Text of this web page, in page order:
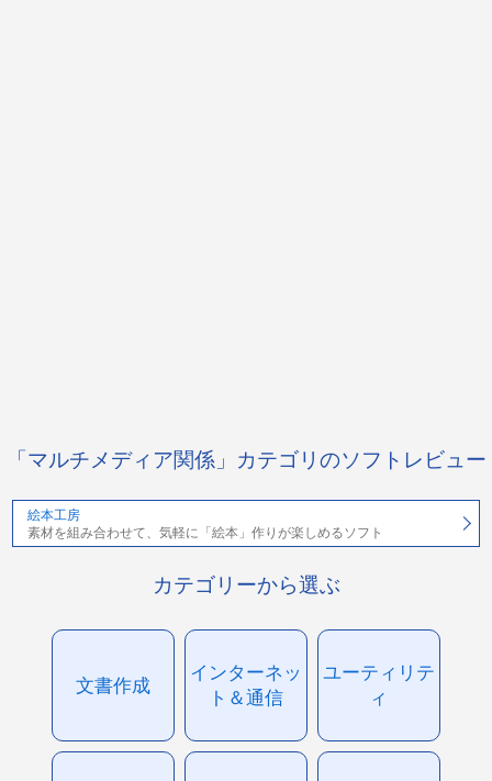
「マルチメディア関係」カテゴリのソフトレビュー
絵本工房
素材を組み合わせて、気軽に「絵本」作りが楽しめるソフト
カテゴリーから選ぶ
文書作成
インターネッ
ト＆通信
ユーティリテ
ィ